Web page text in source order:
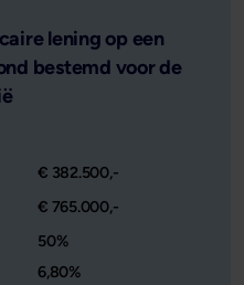
lening op een
bestemd voor de
€ 382.500,-
€ 765.000,-
afgezet tegen de waarde van
50%
6,80%